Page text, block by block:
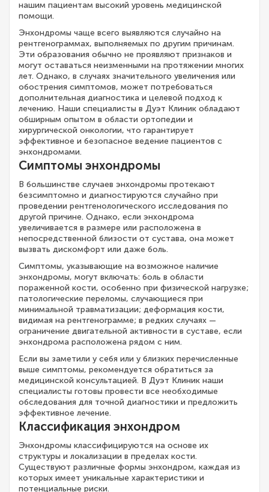
нашим пациентам высокий уровень медицинской
помощи.
Энхондромы чаще всего выявляются случайно на
рентгенограммах, выполняемых по другим причинам.
Эти образования обычно не проявляют признаков и
могут оставаться неизменными на протяжении многих
лет. Однако, в случаях значительного увеличения или
обострения симптомов, может потребоваться
дополнительная диагностика и целевой подход к
лечению. Наши специалисты в Дуэт Клиник обладают
обширным опытом в области ортопедии и
хирургической онкологии, что гарантирует
эффективное и безопасное ведение пациентов с
энхондромами.
Симптомы энхондромы
В большинстве случаев энхондромы протекают
безсимптомно и диагностируются случайно при
проведении рентгенологического исследования по
другой причине. Однако, если энхондрома
увеличивается в размере или расположена в
непосредственной близости от сустава, она может
вызвать дискомфорт или даже боль.
Симптомы, указывающие на возможное наличие
энхондромы, могут включать: боль в области
пораженной кости, особенно при физической нагрузке;
патологические переломы, случающиеся при
минимальной травматизации; деформация кости,
видимая на рентгенограмме; в редких случаях —
ограничение двигательной активности в суставе, если
энхондрома расположена рядом с ним.
Если вы заметили у себя или у близких перечисленные
выше симптомы, рекомендуется обратиться за
медицинской консультацией. В Дуэт Клиник наши
специалисты готовы провести все необходимые
обследования для точной диагностики и предложить
эффективное лечение.
Классификация энхондром
Энхондромы классифицируются на основе их
структуры и локализации в пределах кости.
Существуют различные формы энхондром, каждая из
которых имеет уникальные характеристики и
потенциальные риски.